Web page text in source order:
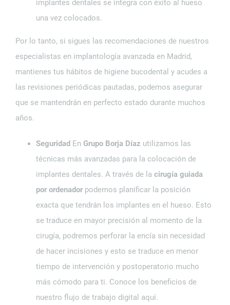
implantes dentales se integra con éxito al hueso
una vez colocados.
Por lo tanto, si sigues las recomendaciones de nuestros
especialistas en implantología avanzada en Madrid,
mantienes tus hábitos de higiene bucodental y acudes a
las revisiones periódicas pautadas, podemos asegurar
que se mantendrán en perfecto estado durante muchos
años.
Seguridad En Grupo Borja Díaz utilizamos las
técnicas más avanzadas para la colocación de
implantes dentales. A través de la cirugía guiada
por ordenador podemos planificar la posición
exacta que tendrán los implantes en el hueso. Esto
se traduce en mayor precisión al momento de la
cirugía, podremos perforar la encía sin necesidad
de hacer incisiones y esto se traduce en menor
tiempo de intervención y postoperatorio mucho
más cómodo para ti. Conoce los beneficios de
nuestro flujo de trabajo digital aquí.